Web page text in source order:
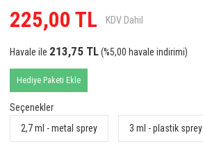
225,00 TL KDV Dahil
Havale ile 213,75 TL(%5,00 havale indirimi)
Hediye Paketi Ekle
Seçenekler
2,7 ml - metal sprey
3 ml - plastik sprey